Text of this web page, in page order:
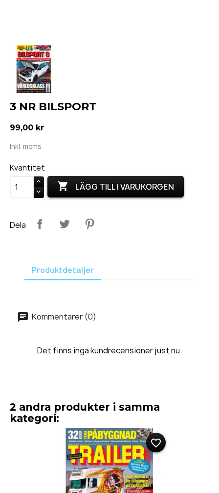
3 NR BILSPORT
99,00 kr
Inkl. moms
Kvantitet
 LÄGG TILL I VARUKORGEN
Dela
Produktdetaljer
Kommentarer (0)
Det finns inga kundrecensioner just nu.
2 andra produkter i samma
kategori:
favorite_border